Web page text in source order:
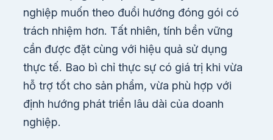
nghiệp muốn theo đuổi hướng đóng gói có
trách nhiệm hơn. Tất nhiên, tính bền vững
cần được đặt cùng với hiệu quả sử dụng
thực tế. Bao bì chỉ thực sự có giá trị khi vừa
hỗ trợ tốt cho sản phẩm, vừa phù hợp với
định hướng phát triển lâu dài của doanh
nghiệp.